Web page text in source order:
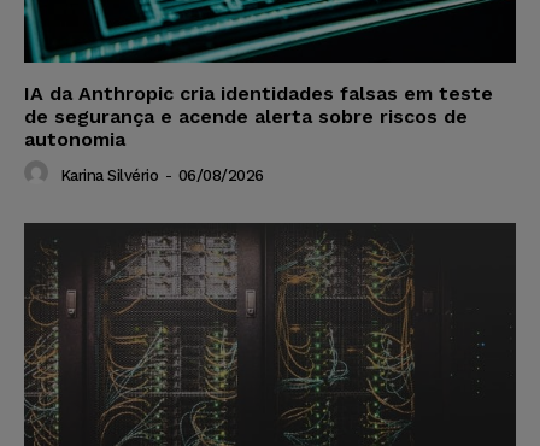
IA da Anthropic cria identidades falsas em teste
de segurança e acende alerta sobre riscos de
autonomia
Karina Silvério - 06/08/2026